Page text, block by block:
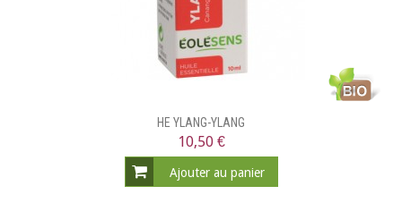
HE YLANG-YLANG
10,50 €
Ajouter au panier